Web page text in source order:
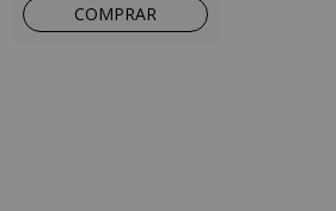
COMPRAR